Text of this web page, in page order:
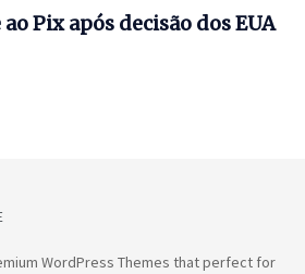
Pix após decisão dos EUA
WordPress Themes that perfect for